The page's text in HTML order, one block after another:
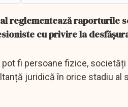
reglementează raporturile
cu privire la
fi persoane fizice,
juridică în orice stadiu al